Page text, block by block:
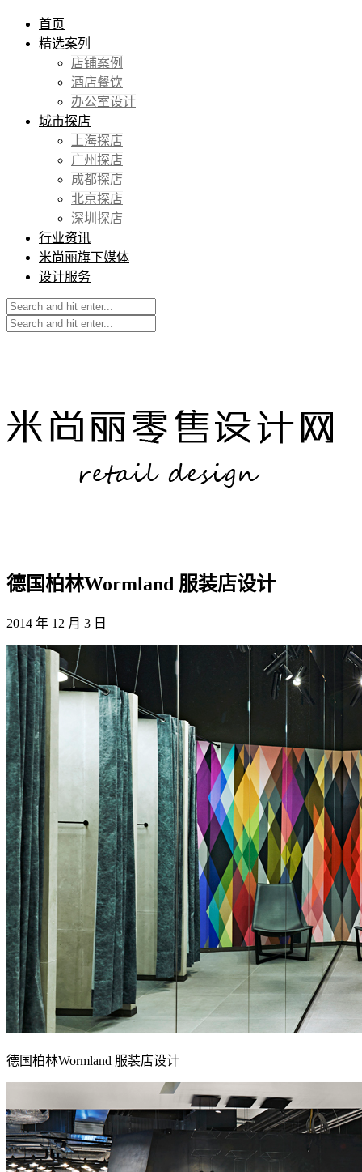
首页
精选案列
店铺案例
酒店餐饮
办公室设计
城市探店
上海探店
广州探店
成都探店
北京探店
深圳探店
行业资讯
米尚丽旗下媒体
设计服务
德国柏林Wormland 服装店设计
2014 年 12 月 3 日
德国柏林Wormland 服装店设计